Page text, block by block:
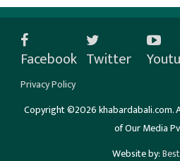
Facebook Twitter
Privacy Policy
Copyright ©2026 khabardabali.com.
of Our Media
Website by: